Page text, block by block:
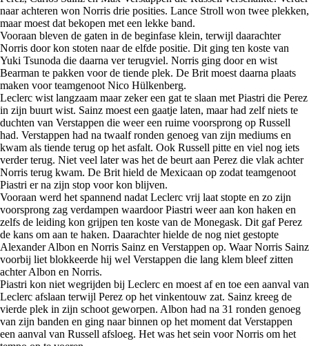
naar achteren won Norris drie posities. Lance Stroll won twee plekken,
maar moest dat bekopen met een lekke band.
Vooraan bleven de gaten in de beginfase klein, terwijl daarachter
Norris door kon stoten naar de elfde positie. Dit ging ten koste van
Yuki Tsunoda die daarna ver terugviel. Norris ging door en wist
Bearman te pakken voor de tiende plek. De Brit moest daarna plaats
maken voor teamgenoot Nico Hülkenberg.
Leclerc wist langzaam maar zeker een gat te slaan met Piastri die Perez
in zijn buurt wist. Sainz moest een gaatje laten, maar had zelf niets te
duchten van Verstappen die weer een ruime voorsprong op Russell
had. Verstappen had na twaalf ronden genoeg van zijn mediums en
kwam als tiende terug op het asfalt. Ook Russell pitte en viel nog iets
verder terug. Niet veel later was het de beurt aan Perez die vlak achter
Norris terug kwam. De Brit hield de Mexicaan op zodat teamgenoot
Piastri er na zijn stop voor kon blijven.
Vooraan werd het spannend nadat Leclerc vrij laat stopte en zo zijn
voorsprong zag verdampen waardoor Piastri weer aan kon haken en
zelfs de leiding kon grijpen ten koste van de Monegask. Dit gaf Perez
de kans om aan te haken. Daarachter hielde de nog niet gestopte
Alexander Albon en Norris Sainz en Verstappen op. Waar Norris Sainz
voorbij liet blokkeerde hij wel Verstappen die lang klem bleef zitten
achter Albon en Norris.
Piastri kon niet wegrijden bij Leclerc en moest af en toe een aanval van
Leclerc afslaan terwijl Perez op het vinkentouw zat. Sainz kreeg de
vierde plek in zijn schoot geworpen. Albon had na 31 ronden genoeg
van zijn banden en ging naar binnen op het moment dat Verstappen
een aanval van Russell afsloeg. Het was het sein voor Norris om het